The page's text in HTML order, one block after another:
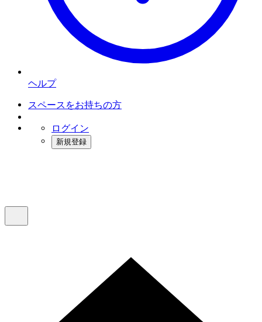
ヘルプ
スペースをお持ちの方
ログイン
新規登録